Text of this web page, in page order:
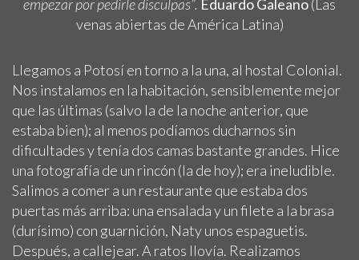
empezar por pedirle disculpas”. Eduardo Galeano(Las
venas abiertas de América Latina)
Llegamos a Potosí en torno a la una, al hostal Colonial.
Nos instalamos en la habitación, sensiblemente mejor
que las últimas (salvo la de la noche anterior, que
estaba bien); al menos podíamos ducharnos sin
dificultades y tenía dos camas bastante grandes. Hice
una fotografía de un rincón (la de hoy); era ineludible.
Salimos a comer a un restaurante que estaba dos
puertas más arriba: una ensalada y un filete a la brasa
(durísimo) con guarnición, Naty unos espaguetis.
Después, a callejear. A ratos llovía. Realizamos